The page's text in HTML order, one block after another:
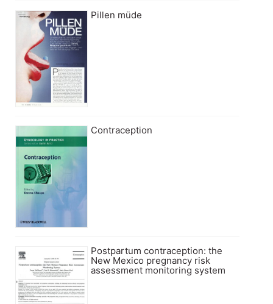
Pillen müde
Contraception
Postpartum contraception: the
New Mexico pregnancy risk
assessment monitoring system